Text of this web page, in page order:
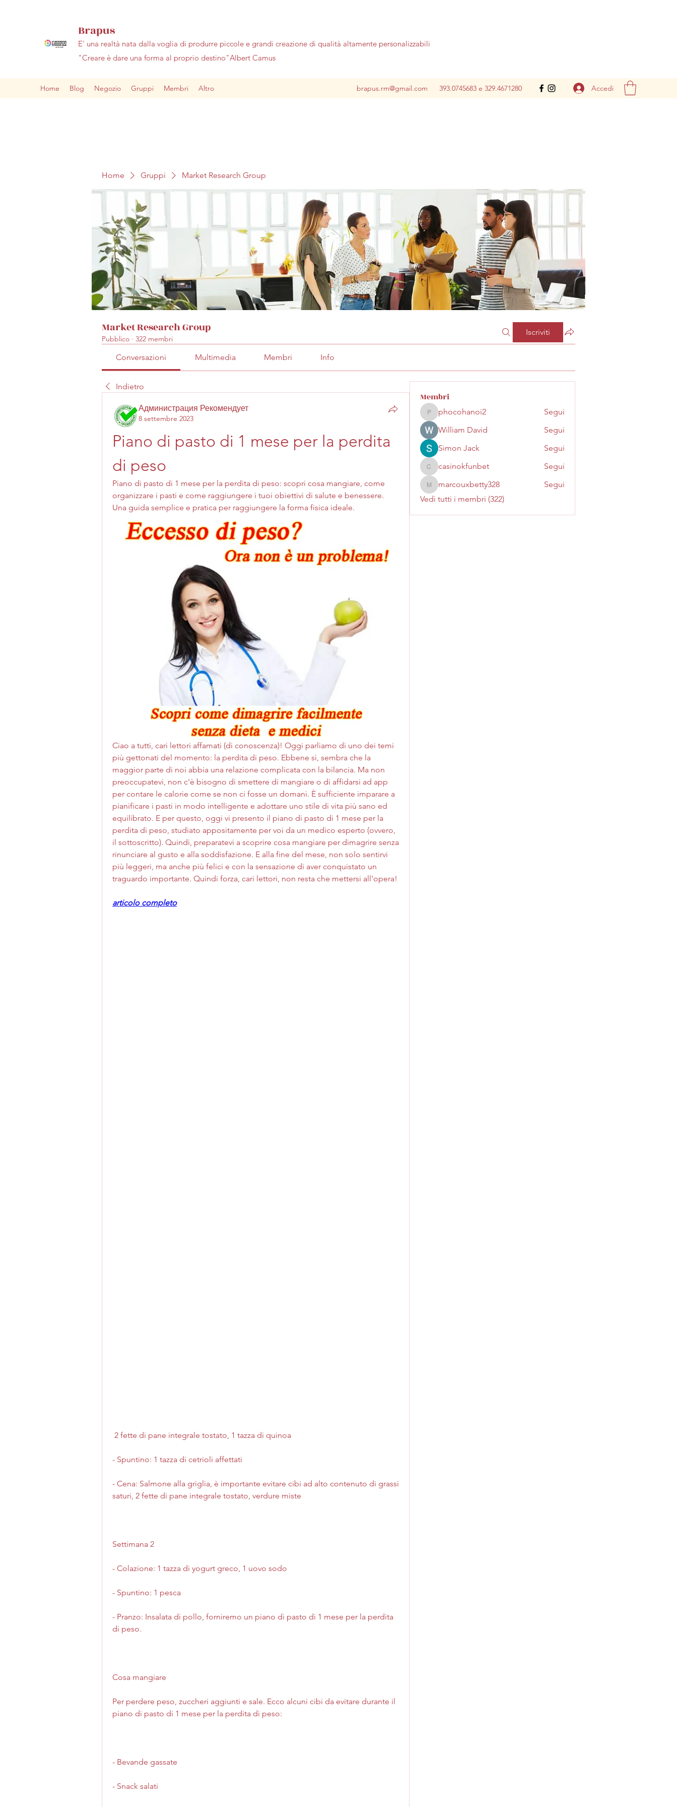
Brapus
E' una realtà nata dalla voglia di produrre piccole e grandi creazione di qualità altamente personalizzabili
"Creare è dare una forma al proprio destino"Albert Camus
Home Blog Negozio Gruppi Membri Altro brapus.rm@gmail.com 393.0745683 e 329.4671280 Accedi
Home Gruppi Market Research Group
Market Research Group
Pubblico · 322 membri
Iscriviti
Conversazioni Multimedia Membri Info
Indietro
Администрация Рекомендует
8 settembre 2023
Piano di pasto di 1 mese per la perdita
di peso
Piano di pasto di 1 mese per la perdita di peso: scopri cosa mangiare, come
organizzare i pasti e come raggiungere i tuoi obiettivi di salute e benessere.
Una guida semplice e pratica per raggiungere la forma fisica ideale.
Ciao a tutti, cari lettori affamati (di conoscenza)! Oggi parliamo di uno dei temi
più gettonati del momento: la perdita di peso. Ebbene sì, sembra che la
maggior parte di noi abbia una relazione complicata con la bilancia. Ma non
preoccupatevi, non c'è bisogno di smettere di mangiare o di affidarsi ad app
per contare le calorie come se non ci fosse un domani. È sufficiente imparare a
pianificare i pasti in modo intelligente e adottare uno stile di vita più sano ed
equilibrato. E per questo, oggi vi presento il piano di pasto di 1 mese per la
perdita di peso, studiato appositamente per voi da un medico esperto (ovvero,
il sottoscritto). Quindi, preparatevi a scoprire cosa mangiare per dimagrire senza
rinunciare al gusto e alla soddisfazione. E alla fine del mese, non solo sentirvi
più leggeri, ma anche più felici e con la sensazione di aver conquistato un
traguardo importante. Quindi forza, cari lettori, non resta che mettersi all'opera!
articolo completo
2 fette di pane integrale tostato, 1 tazza di quinoa
- Spuntino: 1 tazza di cetrioli affettati
- Cena: Salmone alla griglia, è importante evitare cibi ad alto contenuto di grassi
saturi, 2 fette di pane integrale tostato, verdure miste
Settimana 2
- Colazione: 1 tazza di yogurt greco, 1 uovo sodo
- Spuntino: 1 pesca
- Pranzo: Insalata di pollo, forniremo un piano di pasto di 1 mese per la perdita
di peso.
Cosa mangiare
Per perdere peso, zuccheri aggiunti e sale. Ecco alcuni cibi da evitare durante il
piano di pasto di 1 mese per la perdita di peso:
- Bevande gassate
- Snack salati
Membri
phocohanoi2
phocohanoi2
Segui
William David
Segui
Simon Jack
Segui
casinokfunbet
casinokfunbet Segui
marcouxbetty328
marcouxbetty328
Segui
Vedi tutti i membri (322)